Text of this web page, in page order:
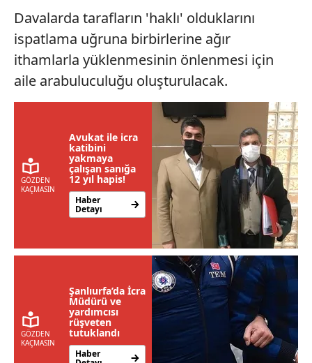
Davalarda tarafların 'haklı' olduklarını
ispatlama uğruna birbirlerine ağır
ithamlarla yüklenmesinin önlenmesi için
aile arabuluculuğu oluşturulacak.
Avukat ile icra
katibini
yakmaya
çalışan sanığa
12 yıl hapis!
Şanlıurfa’da İcra
Müdürü ve
yardımcısı
rüşveten
tutuklandı